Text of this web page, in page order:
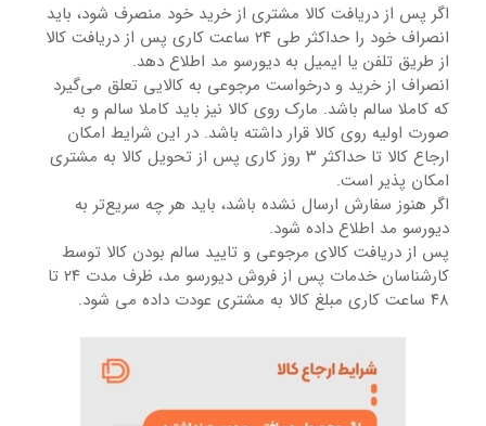
اگر پس از دریافت کالا مشتری از خرید خود منصرف شود، باید
انصراف خود را حداکثر طی ۲۴ ساعت کاری پس از دریافت کالا
از طریق تلفن یا ایمیل به دیورسو مد اطلاع دهد.
انصراف از خرید و درخواست مرجوعی به کالایی تعلق می‌گیرد
که کاملا سالم باشد. مارک روی کالا نیز باید کاملا سالم و به
صورت اولیه روی کالا قرار داشته باشد. در این شرایط امکان
ارجاع کالا تا حداکثر ۳ روز کاری پس از تحویل کالا به مشتری
امکان پذیر است.
اگر هنوز سفارش ارسال نشده باشد، باید هر چه سریع‏‌تر به
دیورسو مد اطلاع داده شود.
پس از دریافت کالای مرجوعی و تایید سالم بودن کالا توسط
کارشناسان خدمات پس از فروش دیورسو مد، ظرف مدت ۲۴ تا
۴۸ ساعت کاری مبلغ کالا به مشتری عودت داده می شود.